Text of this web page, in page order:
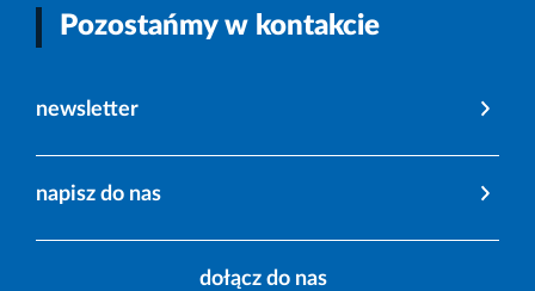
Pozostańmy w kontakcie
newsletter
napisz do nas
dołącz do nas